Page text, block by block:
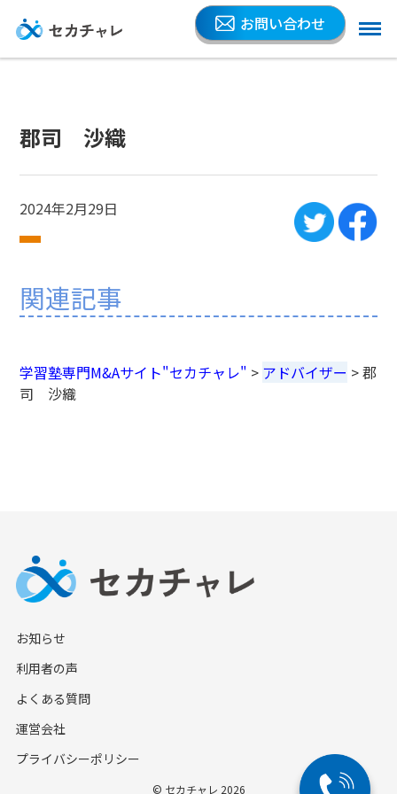
お問い合わせ
郡司 沙織
2024年2月29日
関連記事
学習塾専門M&Aサイト"セカチャレ" > アドバイザー >郡
司 沙織
お知らせ
利用者の声
よくある質問
運営会社
プライバシーポリシー
© セカチャレ 2026